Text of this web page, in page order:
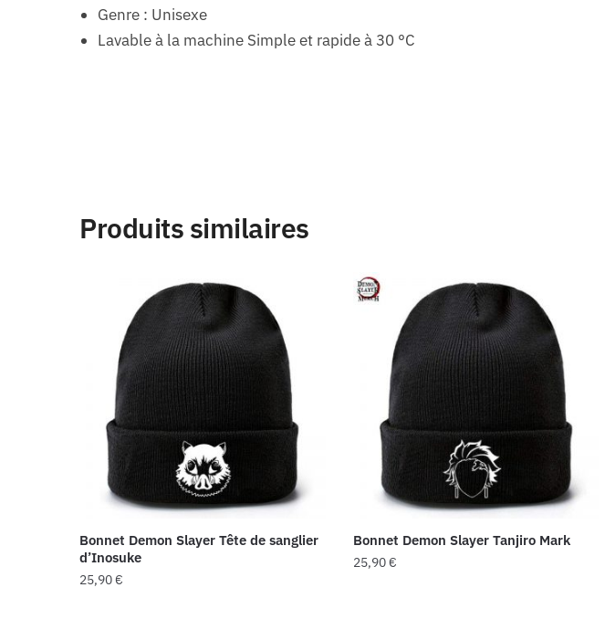
Genre : Unisexe
Lavable à la machine Simple et rapide à 30 °C
Produits similaires
Bonnet Demon Slayer Tête de sanglier
d’Inosuke
25,90€
Bonnet Demon Slayer Tanjiro Mark
25,90€